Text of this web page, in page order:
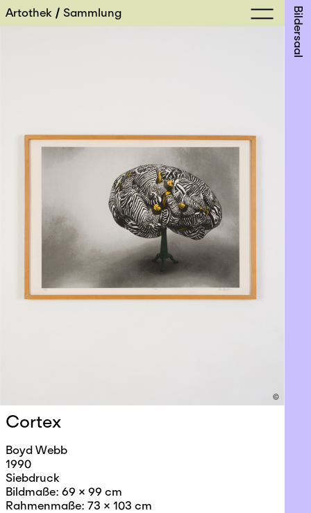
Artothek Sammlung Bildersaal
©
Cortex
Boyd Webb
1990
Siebdruck
Bildmaße: 69 x 99 cm
Rahmenmaße: 73 x 103 cm